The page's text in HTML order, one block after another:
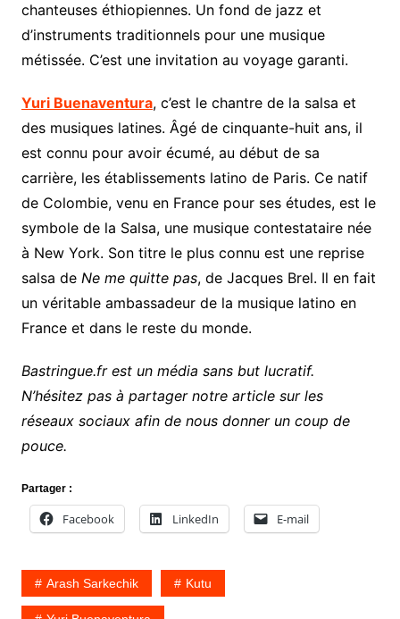
chanteuses éthiopiennes. Un fond de jazz et
d’instruments traditionnels pour une musique
métissée. C’est une invitation au voyage garanti.
Yuri Buenaventura, c’est le chantre de la salsa et
des musiques latines. Âgé de cinquante-huit ans, il
est connu pour avoir écumé, au début de sa
carrière, les établissements latino de Paris. Ce natif
de Colombie, venu en France pour ses études, est le
symbole de la Salsa, une musique contestataire née
à New York. Son titre le plus connu est une reprise
salsa de Ne me quitte pas, de Jacques Brel. Il en fait
un véritable ambassadeur de la musique latino en
France et dans le reste du monde.
Bastringue.fr est un média sans but lucratif.
N’hésitez pas à partager notre article sur les
réseaux sociaux afin de nous donner un coup de
pouce.
Partager :
Facebook LinkedIn E-mail
Arash Sarkechik Kutu